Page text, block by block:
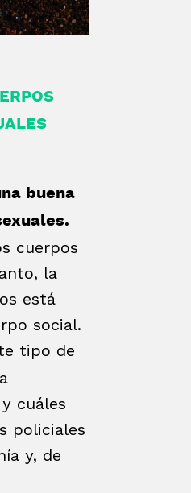
buena
cuerpos
la
está
social.
tipo de
cuáles
policiales
y, de